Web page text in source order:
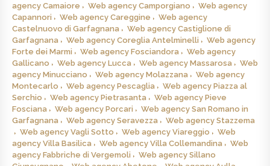
agency Camaiore
Web agency Camporgiano
Web agency
Capannori
Web agency Careggine
Web agency
Castelnuovo di Garfagnana
Web agency Castiglione di
Garfagnana
Web agency Coreglia Antelminelli
Web agency
Forte dei Marmi
Web agency Fosciandora
Web agency
Gallicano
Web agency Lucca Web agency Massarosa
Web
agency Minucciano
Web agency Molazzana
Web agency
Montecarlo
Web agency Pescaglia
Web agency Piazza al
Serchio
Web agency Pietrasanta
Web agency Pieve
Fosciana
Web agency Porcari
Web agency San Romano in
Garfagnana
Web agency Seravezza
Web agency Stazzema
Web agency Vagli Sotto
Web agency Viareggio
Web
agency Villa Basilica
Web agency Villa Collemandina
Web
agency Fabbriche di Vergemoli
Web agency Sillano